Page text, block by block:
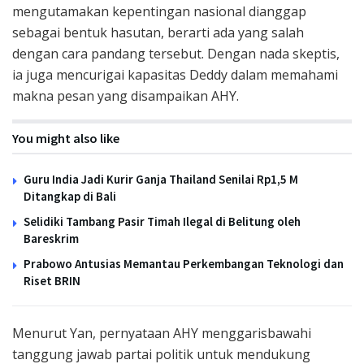
mengutamakan kepentingan nasional dianggap
sebagai bentuk hasutan, berarti ada yang salah
dengan cara pandang tersebut. Dengan nada skeptis,
ia juga mencurigai kapasitas Deddy dalam memahami
makna pesan yang disampaikan AHY.
You might also like
Guru India Jadi Kurir Ganja Thailand Senilai Rp1,5 M
Ditangkap di Bali
Selidiki Tambang Pasir Timah Ilegal di Belitung oleh
Bareskrim
Prabowo Antusias Memantau Perkembangan Teknologi dan
Riset BRIN
Menurut Yan, pernyataan AHY menggarisbawahi
tanggung jawab partai politik untuk mendukung